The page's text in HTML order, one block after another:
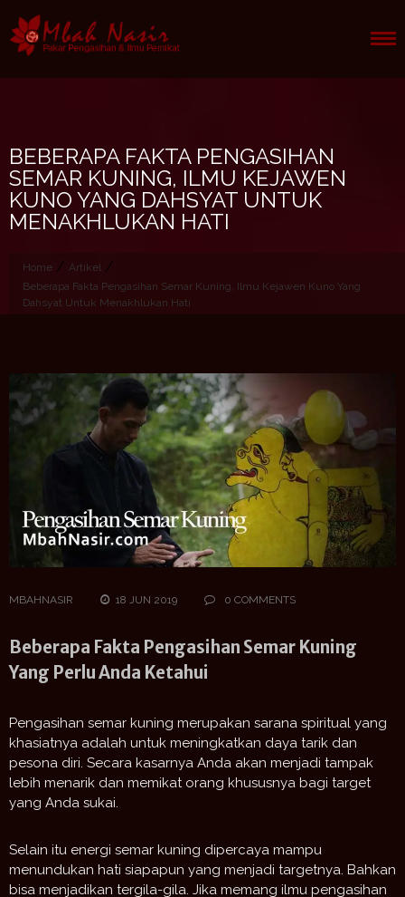
to
content
BEBERAPA FAKTA PENGASIHAN
SEMAR KUNING, ILMU KEJAWEN
KUNO YANG DAHSYAT UNTUK
MENAKHLUKAN HATI
Home / Artikel /
Beberapa Fakta Pengasihan Semar Kuning, Ilmu Kejawen Kuno Yang
Dahsyat Untuk Menakhlukan Hati
MBAHNASIR 18 JUN 2019 0 COMMENTS
Beberapa Fakta Pengasihan Semar Kuning
Yang Perlu Anda Ketahui
Pengasihan semar kuning merupakan sarana spiritual yang
khasiatnya adalah untuk meningkatkan daya tarik dan
pesona diri. Secara kasarnya Anda akan menjadi tampak
lebih menarik dan memikat orang khususnya bagi target
yang Anda sukai.
Selain itu energi semar kuning dipercaya mampu
menundukan hati siapapun yang menjadi targetnya. Bahkan
bisa menjadikan tergila-gila. Jika memang ilmu pengasihan